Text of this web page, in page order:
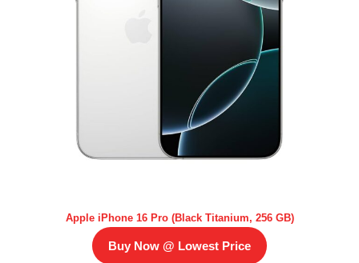
Apple iPhone 16 Pro (Black Titanium, 256 GB)
Buy Now @ Lowest Price